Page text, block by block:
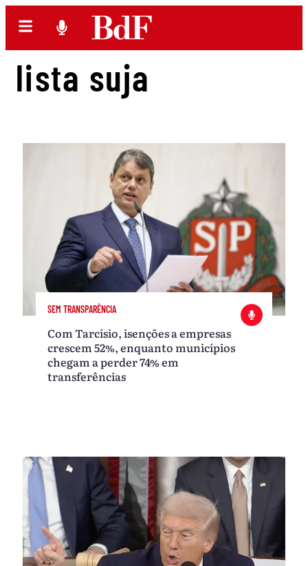
lista suja
SEM TRANSPARÊNCIA
Com Tarcísio, isenções a empresas
crescem 52%, enquanto municípios
chegam a perder 74% em
transferências